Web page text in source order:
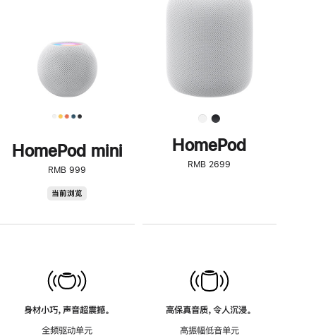
HomePod mini
RMB 999
当前浏览
身材小巧，声音超震撼。
全频驱动单元
了
解
HomePod<
HomePod
RMB 2699
高保真音质，令人沉浸。
高振幅低音单元